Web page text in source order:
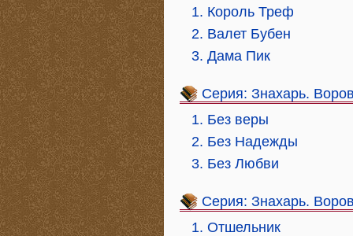
1. Король Треф
2. Валет Бубен
3. Дама Пик
Серия: Знахарь.
1. Без веры
2. Без Надежды
3. Без Любви
Серия: Знахарь.
1. Отшельник